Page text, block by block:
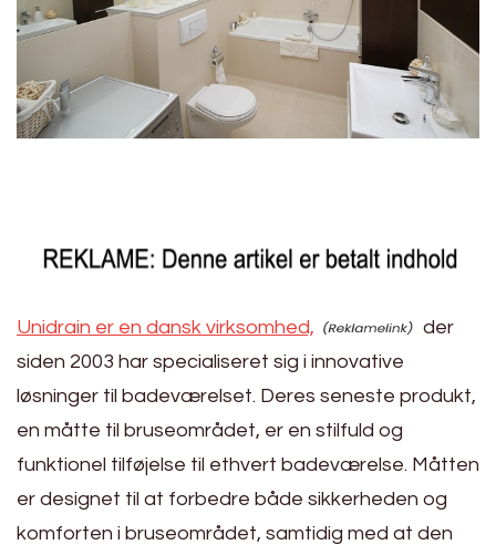
Unidrain er en dansk virksomhed,
der
siden 2003 har specialiseret sig i innovative
løsninger til badeværelset. Deres seneste produkt,
en måtte til bruseområdet, er en stilfuld og
funktionel tilføjelse til ethvert badeværelse. Måtten
er designet til at forbedre både sikkerheden og
komforten i bruseområdet, samtidig med at den